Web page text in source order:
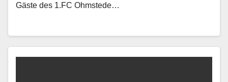
Gäste des 1.FC Ohmstede…